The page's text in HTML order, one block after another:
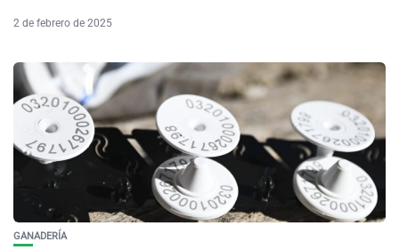
2 de febrero de 2025
GANADERÍA